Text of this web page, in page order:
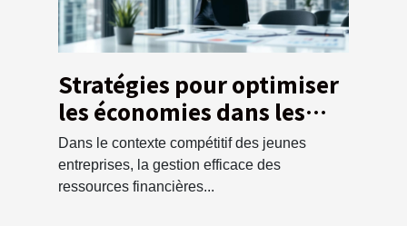
Stratégies pour optimiser
les économies dans les
nouvelles entreprises
Dans le contexte compétitif des jeunes
entreprises, la gestion efficace des
ressources financières...